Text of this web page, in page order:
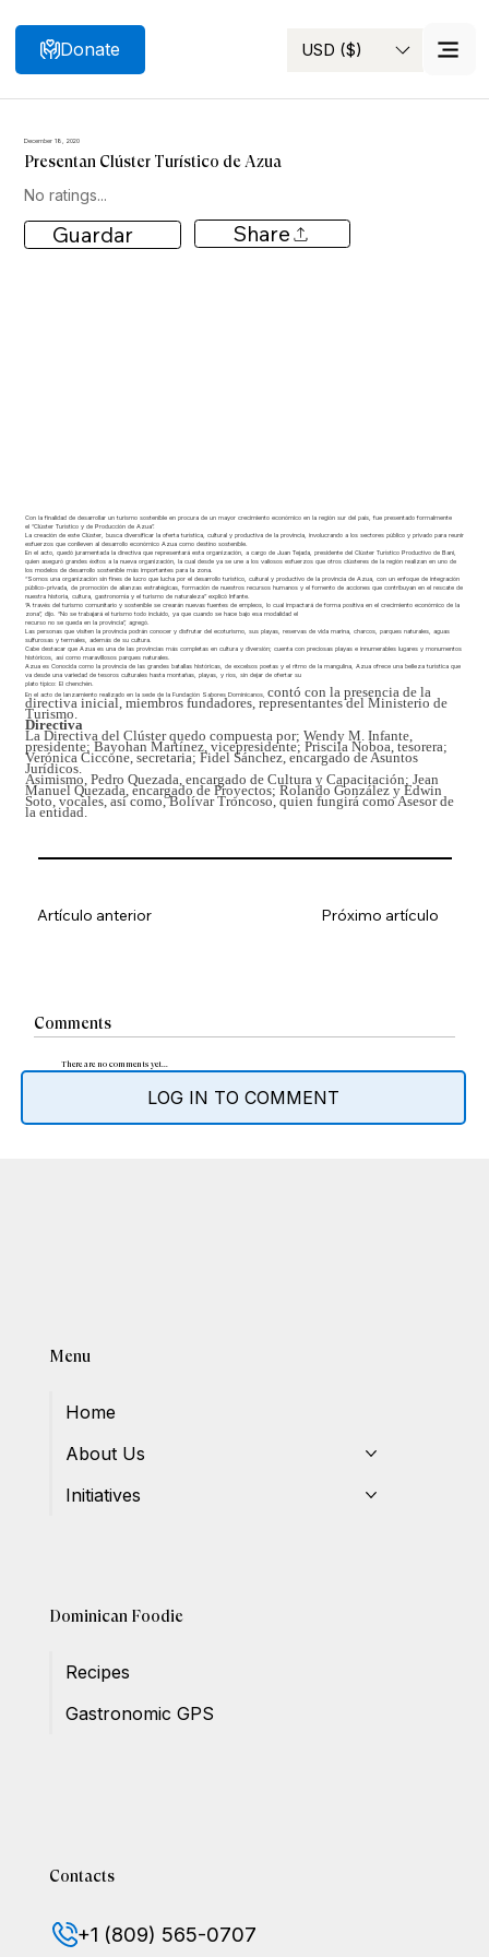
Search USD ($)
Donate
December 18, 2020
Presentan Clúster Turístico de Azua
No ratings...
Guardar Share
Con la finalidad de desarrollar un turismo sostenible en procura de un mayor crecimiento económico en la región sur del país, fue presentado formalmente
el “Clúster Turístico y de Producción de Azua”.
La creación de este Clúster, busca diversificar la oferta turística, cultural y productiva de la provincia, involucrando a los sectores público y privado para reunir
esfuerzos que conlleven al desarrollo económico Azua como destino sostenible.
En el acto, quedó juramentada la directiva que representará esta organización, a cargo de Juan Tejada, presidente del Clúster Turístico Productivo de Bani,
quien aseguró grandes éxitos a la nueva organización, la cual desde ya se une a los valiosos esfuerzos que otros clústeres de la región realizan en uno de
los modelos de desarrollo sostenible más importantes para la zona.
“Somos una organización sin fines de lucro que lucha por el desarrollo turístico, cultural y productivo de la provincia de Azua, con un enfoque de integración
público-privada, de promoción de alianzas estratégicas, formación de nuestros recursos humanos y el fomento de acciones que contribuyan en el rescate de
nuestra historia, cultura, gastronomía y el turismo de naturaleza” explicó Infante.
“A través del turismo comunitario y sostenible se crearán nuevas fuentes de empleos, lo cual impactará de forma positiva en el crecimiento económico de la
zona”, dijo. “No se trabajará el turismo todo incluido, ya que cuando se hace bajo esa modalidad el
recurso no se queda en la provincia”, agregó.
Las personas que visiten la provincia podrán conocer y disfrutar del ecoturismo, sus playas, reservas de vida marina, charcos, parques naturales, aguas
sulfurosas y termales, además de su cultura.
Cabe destacar que Azua es una de las provincias más completas en cultura y diversión; cuenta con preciosas playas e innumerables lugares y monumentos
históricos, así como maravillosos parques naturales.
Azua es Conocida como la provincia de las grandes batallas históricas, de excelsos poetas y el ritmo de la mangulina, Azua ofrece una belleza turística que
va desde una variedad de tesoros culturales hasta montañas, playas, y ríos, sin dejar de ofertar su
plato típico: El chenchén.
En el acto de lanzamiento realizado en la sede de la Fundación Sabores Dominicanos, contó con la presencia de la
directiva inicial, miembros fundadores, representantesdel Ministerio de
Turismo.
Directiva
La Directiva del Clúster quedo compuesta por; Wendy M. Infante,
presidente; Bayohan Martínez, vicepresidente; Priscila Noboa, tesorera;
Verónica Ciccone, secretaria; Fidel Sánchez, encargado de Asuntos
Jurídicos.
Asimismo, Pedro Quezada, encargado de Cultura y Capacitación; Jean
Manuel Quezada, encargado de Proyectos; Rolando González y Edwin
Soto, vocales, así como, Bolívar Troncoso, quien fungirá como Asesor de
la entidad.
Comments
There are no comments yet...
LOG IN TO COMMENT
Artículo anterior Próximo artículo
Menu
Home
About Us
Initiatives
Dominican Foodie
Recipes
Gastronomic GPS
Contacts
+1 (809) 565-0707